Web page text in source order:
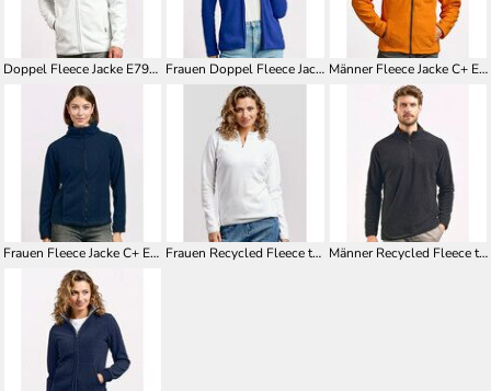
Doppel Fleece Jacke E7961 Frauen Doppel Fleece Jacke E7965 Männer Fleece Jacke C+ E7910
Frauen Fleece Jacke C+ E7911 Frauen Recycled Fleece troyer E7925 Männer Recycled Fleece troyer E7921